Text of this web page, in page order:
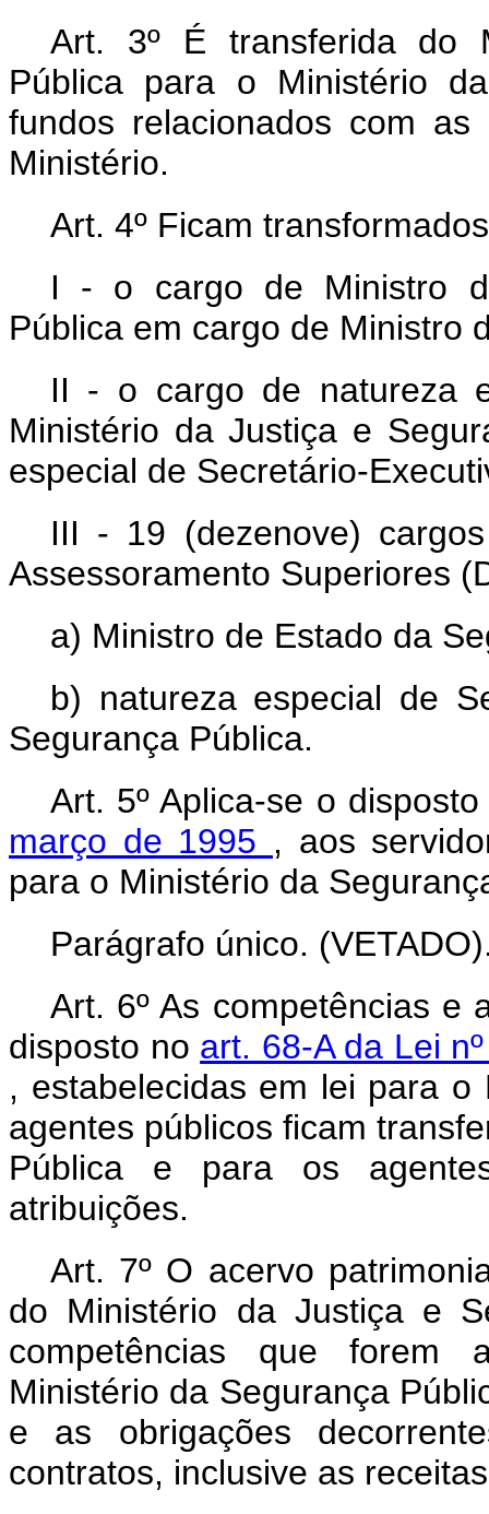
Art. 3º É transferida do
Pública para o Ministério
fundos relacionados com
Ministério.
Art. 4º Ficam
I - o cargo de Ministro
Pública em cargo de Ministro
II - o cargo de natureza
Ministério da Justiça e
especial de Secretário-
III - 19 (dezenove)
Assessoramento Superiores
a) Ministro de Estado da
b) natureza especial de
Segurança Pública.
Art. 5º Aplica-se o
março de 1995 , aos
para o Ministério da
Parágrafo único.
Art. 6º As competências e
disposto no art. 68-A da Lei
, estabelecidas em lei para
agentes públicos ficam
Pública e para os
atribuições.
Art. 7º O acervo
do Ministério da Justiça e
competências que forem
Ministério da Segurança
e as obrigações
contratos, inclusive as